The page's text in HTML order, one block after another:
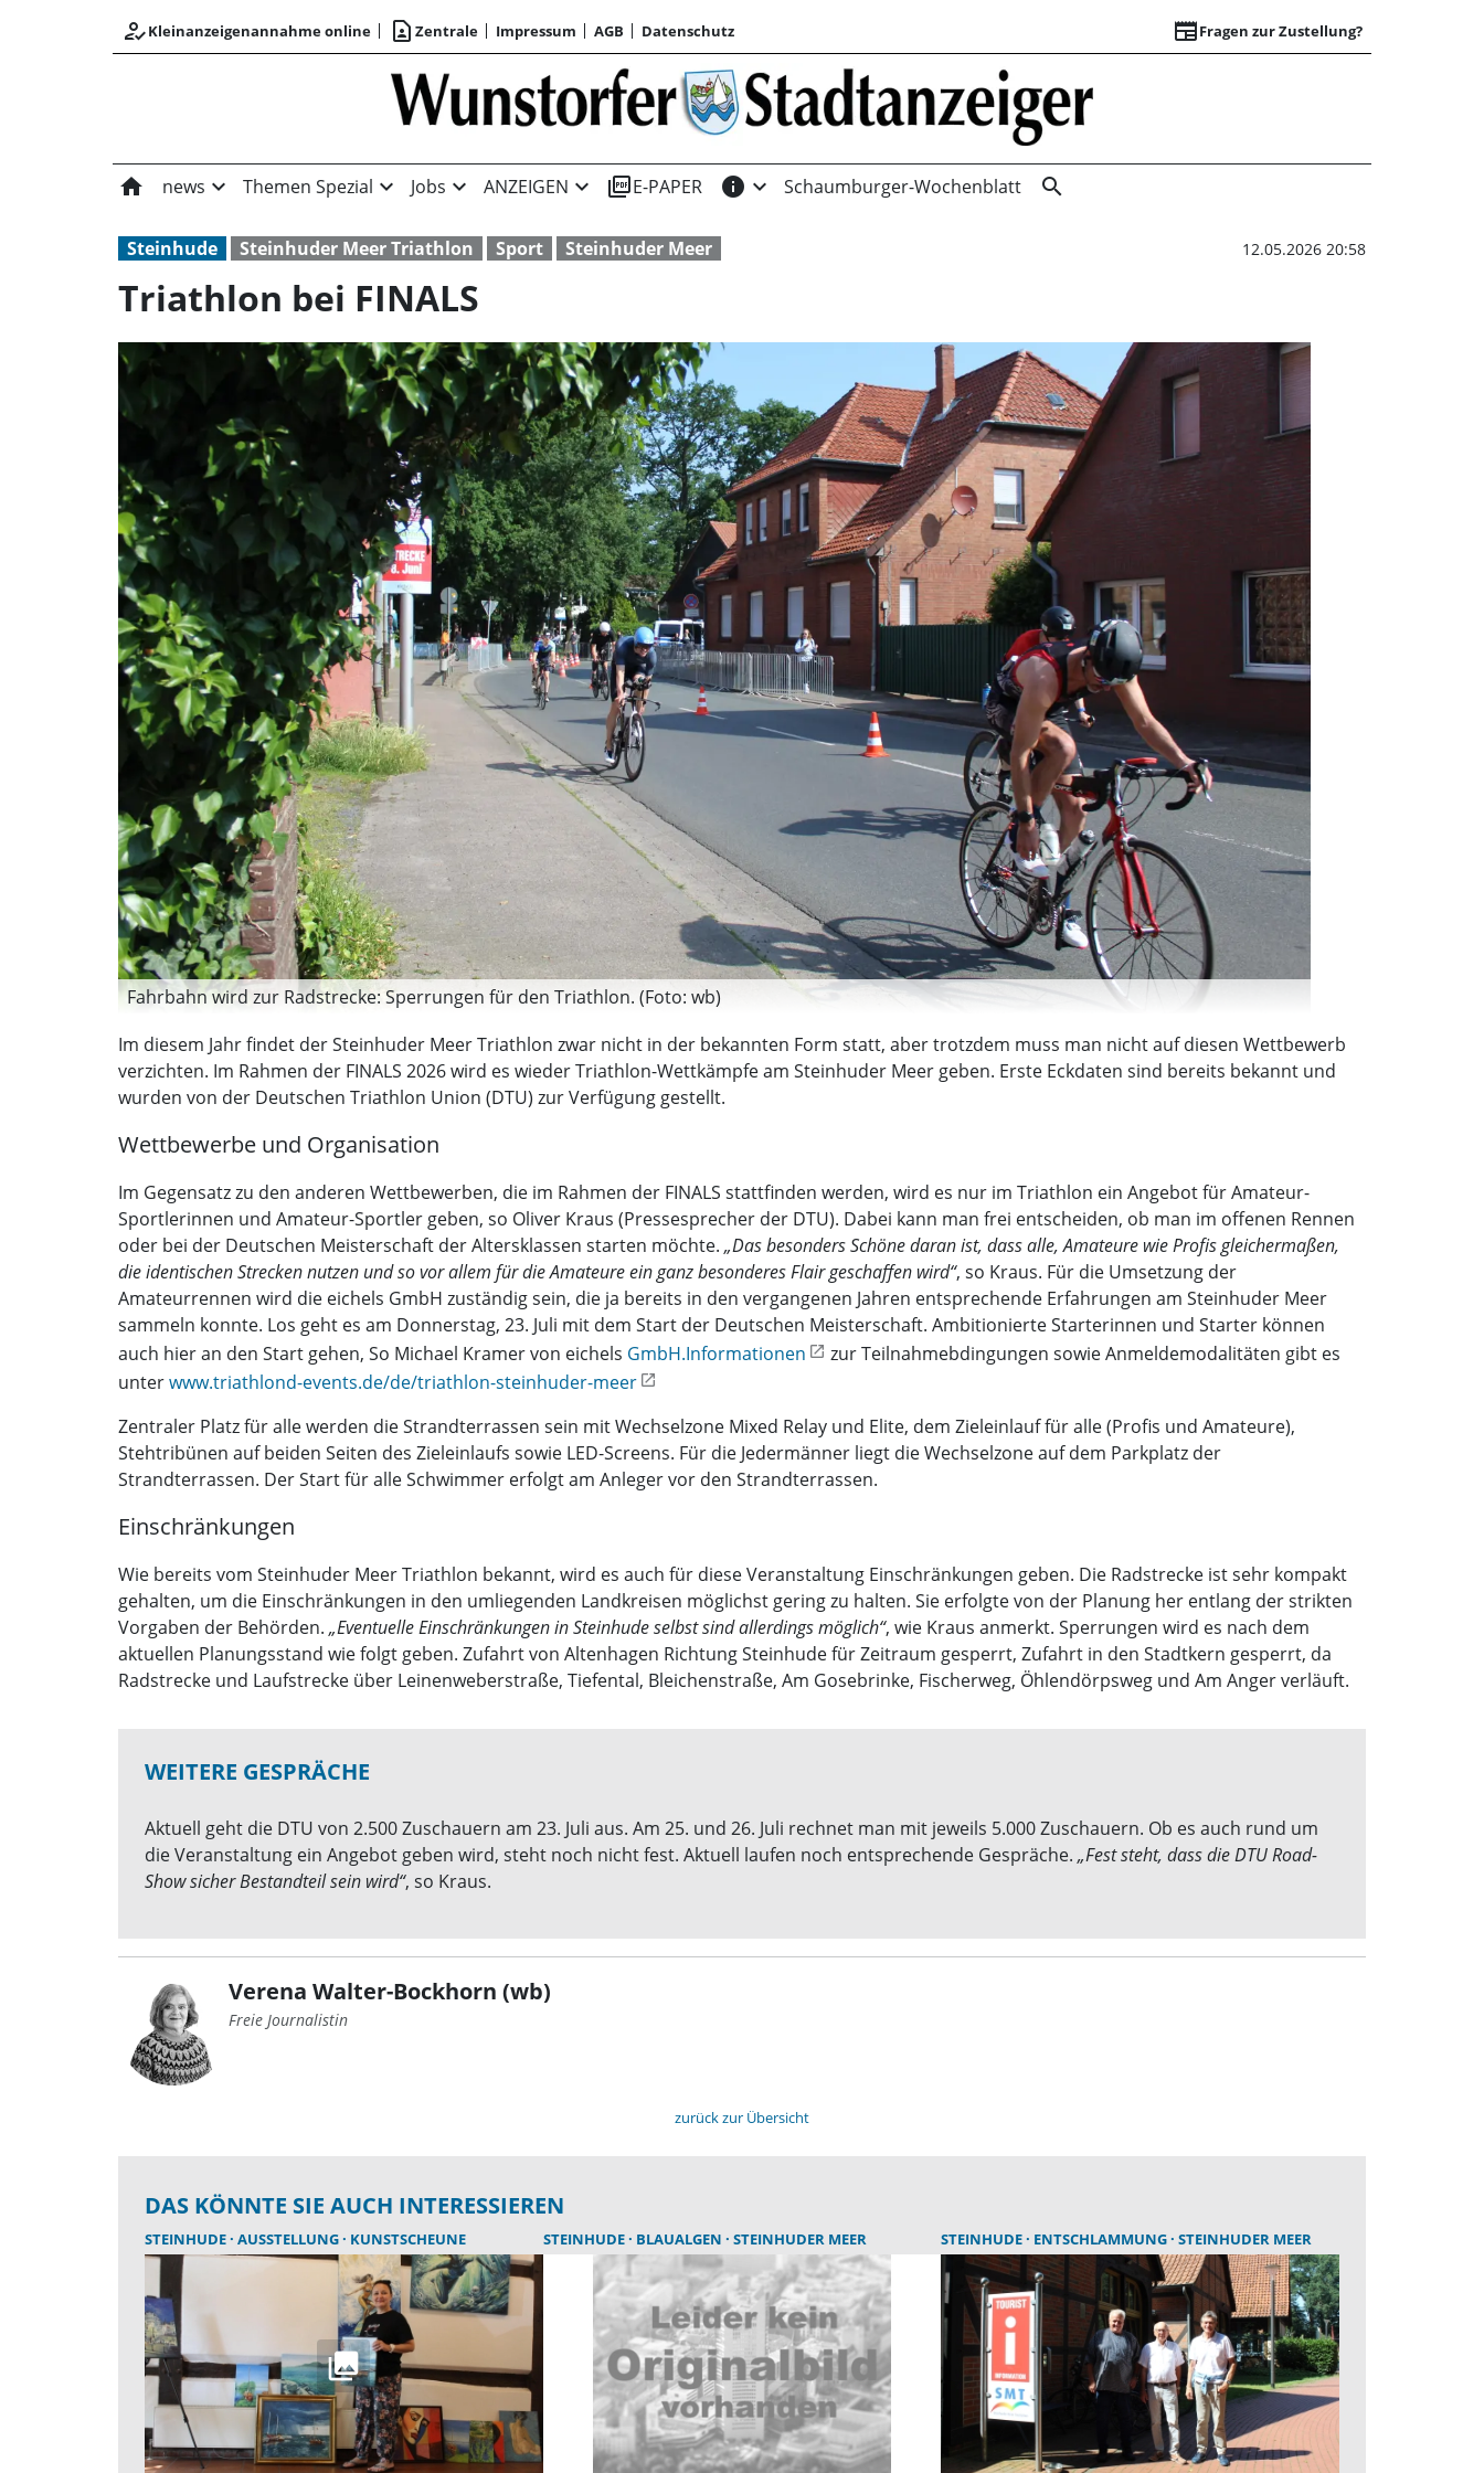
how_to_regKleinanzeigenannahme online contact_page Zentrale Impressum AGB Datenschutz newspaperFragen zur Zustellung?
Triathlon bei
home news expand_more Themen Spezial expand_more Jobs expand_more ANZEIGEN expand_more picture_as_pdfE-PAPER info expand_more Schaumburger-Wochenblatt search
Steinhude Steinhuder Meer Triathlon Sport Steinhuder Meer 12.05.2026 20:58
Triathlon bei FINALS
Fahrbahn wird zur Radstrecke: Sperrungen für den Triathlon. (Foto: wb)
Im diesem Jahr findet der Steinhuder Meer Triathlon zwar nicht in der bekannten Form statt, aber trotzdem muss man nicht auf diesen Wettbewerb
verzichten. Im Rahmen der FINALS 2026 wird es wieder Triathlon-Wettkämpfe am Steinhuder Meer geben. Erste Eckdaten sind bereits bekannt und
wurden von der Deutschen Triathlon Union (DTU) zur Verfügung gestellt.
Wettbewerbe und Organisation
Im Gegensatz zu den anderen Wettbewerben, die im Rahmen der FINALS stattfinden werden, wird es nur im Triathlon ein Angebot für Amateur-
Sportlerinnen und Amateur-Sportler geben, so Oliver Kraus (Pressesprecher der DTU). Dabei kann man frei entscheiden, ob man im offenen Rennen
oder bei der Deutschen Meisterschaft der Altersklassen starten möchte. „Das besonders Schöne daran ist, dass alle, Amateure wie Profis gleichermaßen,
die identischen Strecken nutzen und so vor allem für die Amateure ein ganz besonderes Flair geschaffen wird“, so Kraus. Für die Umsetzung der
Amateurrennen wird die eichels GmbH zuständig sein, die ja bereits in den vergangenen Jahren entsprechende Erfahrungen am Steinhuder Meer
sammeln konnte. Los geht es am Donnerstag, 23. Juli mit dem Start der Deutschen Meisterschaft. Ambitionierte Starterinnen und Starter können
auch hier an den Start gehen, So Michael Kramer von eichels GmbH.Informationen
zur Teilnahmebdingungen sowie Anmeldemodalitäten gibt es
unterwww.triathlond-events.de/de/triathlon-steinhuder-meer
Zentraler Platz für alle werden die Strandterrassen sein mit Wechselzone Mixed Relay und Elite, dem Zieleinlauf für alle (Profis und Amateure),
Stehtribünen auf beiden Seiten des Zieleinlaufs sowie LED-Screens. Für die Jedermänner liegt die Wechselzone auf dem Parkplatz der
Strandterrassen. Der Start für alle Schwimmer erfolgt am Anleger vor den Strandterrassen.
Einschränkungen
Wie bereits vom Steinhuder Meer Triathlon bekannt, wird es auch für diese Veranstaltung Einschränkungen geben. Die Radstrecke ist sehr kompakt
gehalten, um die Einschränkungen in den umliegenden Landkreisen möglichst gering zu halten. Sie erfolgte von der Planung her entlang der strikten
Vorgaben der Behörden. „Eventuelle Einschränkungen in Steinhude selbst sind allerdings möglich“, wie Kraus anmerkt. Sperrungen wird es nach dem
aktuellen Planungsstand wie folgt geben. Zufahrt von Altenhagen Richtung Steinhude für Zeitraum gesperrt, Zufahrt in den Stadtkern gesperrt, da
Radstrecke und Laufstrecke über Leinenweberstraße, Tiefental, Bleichenstraße, Am Gosebrinke, Fischerweg, Öhlendörpsweg und Am Anger verläuft.
WEITERE GESPRÄCHE
Aktuell geht die DTU von 2.500 Zuschauern am 23. Juli aus. Am 25. und 26. Juli rechnet man mit jeweils 5.000 Zuschauern. Ob es auch rund um
die Veranstaltung ein Angebot geben wird, steht noch nicht fest. Aktuell laufen noch entsprechende Gespräche. „Fest steht, dass die DTU Road-
Show sicher Bestandteil sein wird“, so Kraus.
Verena Walter-Bockhorn (wb)
Freie Journalistin
zurück zur Übersicht
DAS KÖNNTE SIE AUCH INTERESSIEREN
STEINHUDE AUSSTELLUNG KUNSTSCHEUNE STEINHUDE BLAUALGEN STEINHUDER MEER STEINHUDE ENTSCHLAMMUNG STEINHUDER MEER